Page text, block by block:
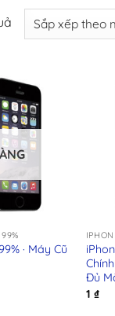
Đã
sắp
theo
mới
nhất
· Máy Cũ
Đủ
1 ₫